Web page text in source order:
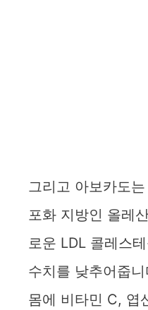
그리고 아보카도
포화 지방인 올레
로운 LDL 콜레스
수치를 낮추어줍
몸에 비타민 C, 엽